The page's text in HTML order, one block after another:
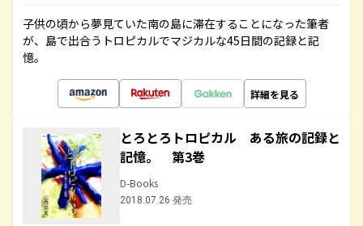
子供の頃から夢見ていた南の島に滞在することになった筆者
が、島で出合うトロピカルでマジカルな45日間の記録と記
憶。
詳細を見る
とろとろトロピカル ある旅の記録と
記憶。 第3巻
D-Books
2018.07.26 発売